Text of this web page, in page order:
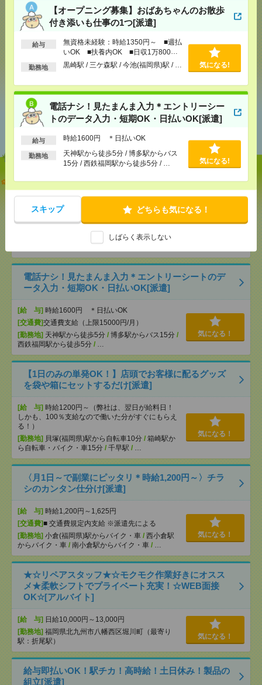
【オープニング募集】おばあちゃんのお散歩
付き添いも仕事の1つ[派遣]
給与
無資格未経験：時給1350円～ ■週払
いOK ■扶養内OK ■日収1万800円
以上
勤務地 黒崎駅 / 三ケ森駅 / 今池(福岡県)駅 / … 気になる!
電話ナシ！見たまんま入力＊エントリーシー
トのデータ入力・短期OK・日払いOK[派遣]
給与 時給1600円 ＊日払いOK
勤務地
天神駅から徒歩5分 / 博多駅からバス
15分 / 西鉄福岡駅から徒歩5分 / …
気になる!
スキップ どちらも気になる！
しばらく表示しない
シェア ブックマーク
あなたの閲覧履歴からの
【オープニング募集】おばあちゃんのお散歩付き添
いも仕事の1つ[派遣]
[給 与]無資格未経験：時給1350円～ ■週払い
OK ■扶養内OK ■日収1万800円以上
電話ナシ！見たまんま入力＊エントリーシートのデ
ータ入力・短期OK・日払いOK[派遣]
[給 与] 時給1600円 ＊日払いOK
[交通費]交通費支給（上限15000円/月）
[勤務地] 天神駅から徒歩5分 / 博多駅からバス15分 /
西鉄福岡駅から徒歩5分 / …
気になる！
【1日のみの単発OK！】店頭でお客様に配るグッズ
を袋や箱にセットするだけ[派遣]
[給 与] 時給1200円～（弊社は、翌日が給料日！
しかも、100％支給なので働いた分がすぐにもらえ
る！）
[勤務地] 貝塚(福岡県)駅から自転車10分 / 箱崎駅か
ら自転車・バイク・車15分 / 千早駅 / …
気になる！
〈月1日～で副業にピッタリ＊時給1,200円～〉チラ
シのカンタン仕分け[派遣]
[給 与] 時給1,200円～1,625円
[交通費]■ 交通費規定内支給 ※派遣先による
[勤務地] 小倉(福岡県)駅からバイク・車 / 西小倉駅
からバイク・車 / 南小倉駅からバイク・車 / …
気になる！
★☆リペアスタッフ★☆モクモク作業好きにオスス
メ★柔軟シフトでプライベート充実！☆WEB面接
OK☆[アルバイト]
[給 与] 日給10,000円～13,000円
[勤務地] 福岡県北九州市八幡西区堀川町（最寄り
駅：折尾駅）
気になる！
給与即払いOK！駅チカ！高時給！土日休み！製品の
組立[派遣]